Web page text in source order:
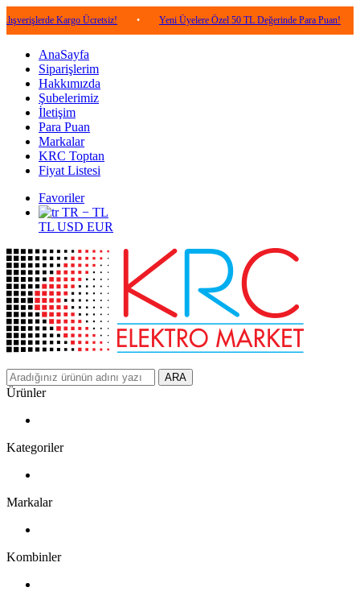
Kargo Ücretsiz! • Yeni Üyelere Özel 50 TL Değerinde Para Puan! •
AnaSayfa
Siparişlerim
Hakkımızda
Şubelerimiz
İletişim
Para Puan
Markalar
KRC Toptan
Fiyat Listesi
Favoriler
TR − TL
TL USD EUR
ARA
Ürünler
Kategoriler
Markalar
Kombinler